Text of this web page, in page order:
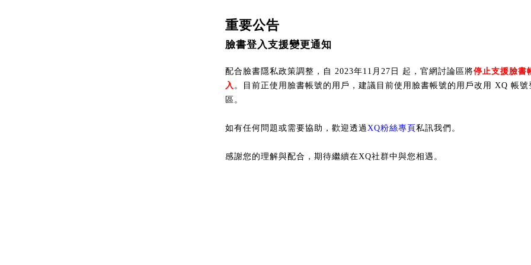
重要公告
臉書登入支援變更通知
配合臉書隱私政策調整，自 2023年11月27日 起，官網討論區將停止支援臉書
入 。目前正使用臉書帳號的用戶，建議目前使用臉書帳號的用戶改用 XQ 帳號
區。
如有任何問題或需要協助，歡迎透過XQ粉絲專頁 私訊我們。
感謝您的理解與配合，期待繼續在XQ社群中與您相遇。